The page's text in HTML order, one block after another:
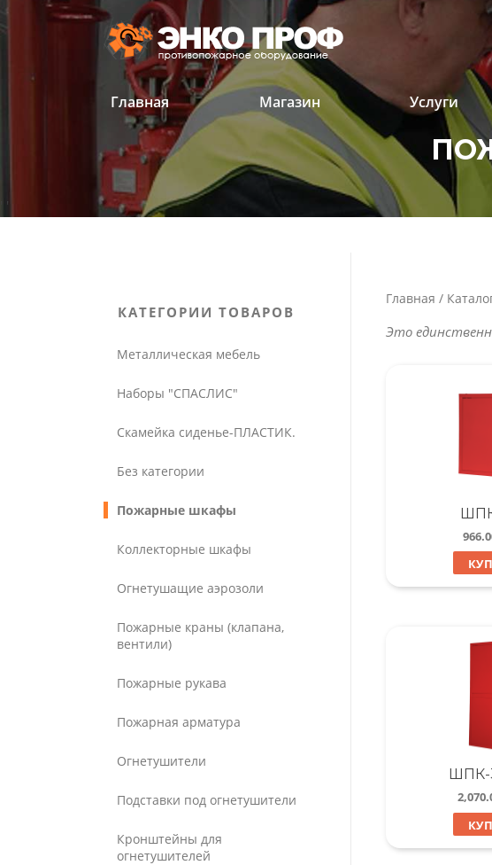
Перейти
к
Главная Магазин Услуги
'
Главная /
Это
ШПК-
КАТЕГОРИИ ТОВАРОВ
Металлическая мебель
Наборы "СПАСЛИС"
Скамейка сиденье-ПЛАСТИК.
Без категории
Пожарные шкафы
Коллекторные шкафы
Огнетушащие аэрозоли
Пожарные краны (клапана,
вентили)
Пожарные рукава
Пожарная арматура
Огнетушители
Подставки под огнетушители
Кронштейны для
огнетушителей